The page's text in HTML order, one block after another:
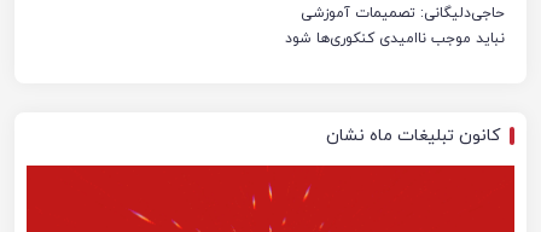
حاجی‌دلیگانی: تصمیمات آموزشی
نباید موجب ناامیدی کنکوری‌ها شود
کانون تبلیغات ماه نشان